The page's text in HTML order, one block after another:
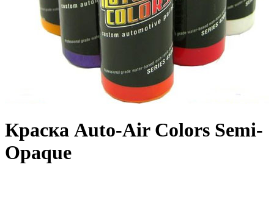
Краска Auto-Air Colors Semi-
Opaque